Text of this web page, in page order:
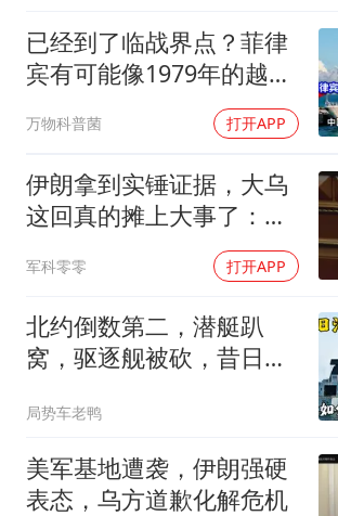
已经到了临战界点？菲律
宾有可能像1979年的越南
万物科普菌 打开APP
伊朗拿到实锤证据，大乌
这回真的摊上大事了：私
军科零零 打开APP
北约倒数第二，潜艇趴
窝，驱逐舰被砍，昔日的
局势车老鸭
美军基地遭袭，伊朗强硬
表态，乌方道歉化解危机